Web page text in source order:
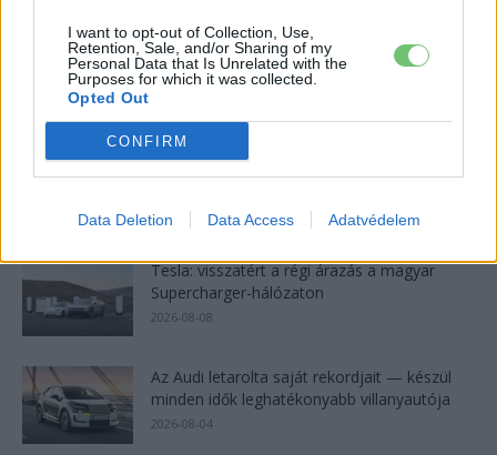
I want to opt-out of Collection, Use,
Retention, Sale, and/or Sharing of my
Personal Data that Is Unrelated with the
Purposes for which it was collected.
Opted Out
CONFIRM
Data Deletion Data Access Adatvédelem
München csak most érte utol Debrecent:
elindult a BMW i3 sorozatgyártása
Dánia utolérte Norvégiát: már náluk is szinte
2026-08-07
Tesla: visszatért a régi árazás a magyar
Supercharger-hálózaton
2026-08-08
Az Audi letarolta saját rekordjait — készül
minden idők leghatékonyabb villanyautója
2026-08-04